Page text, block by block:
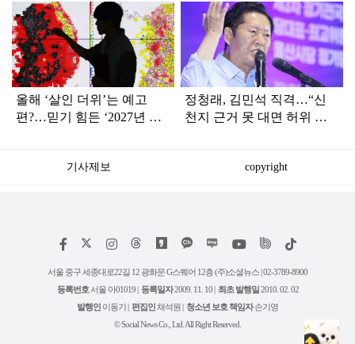
탑
라
인
올해 ‘살인 더위’는 예고
편?…믿기 힘든 ‘2027년 여
정청래, 김민석 직격…“신
천지 근거 못 대면 허위 신
기사제보 copyright
페
스
인
타
램
위
트
유
튜
틱
서울 중구 세종대로22길 12 광화문 G스퀘어 12층 (주)소셜뉴스 | 02-3789-8900
등록번호 서울 아01019 | 등록일자2009. 11. 10 | 최초 발행일 2010. 02. 02
발행인 이동기 | 편집인 채석원 | 청소년 보호 책임자손기영
© Social News Co., Ltd. All Right Reserved.